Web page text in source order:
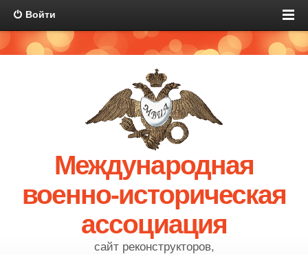
Войти
Международная
военно-историческая
ассоциация
сайт реконструкторов,